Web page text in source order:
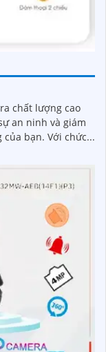
chất lượng cao
an ninh và giám
sát hiệu quả cho ngôi nhà hoặc văn phòng của bạn. Với chức...